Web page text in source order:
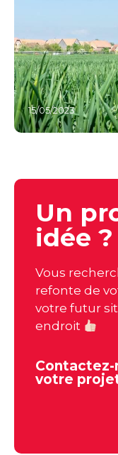
15/05/2023
Un
idée ?
Vous
refonte de
votre futur
endroit
Contactez-
votre